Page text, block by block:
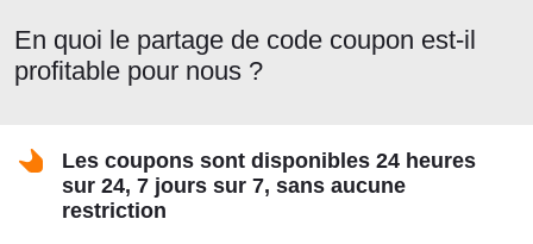
En quoi le partage de code coupon est-il
profitable pour nous ?
Les coupons sont disponibles 24 heures
sur 24, 7 jours sur 7, sans aucune
restriction